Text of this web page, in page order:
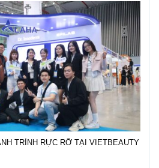
TRÌNH RỰC RỠ TẠI VIETBEAUTY